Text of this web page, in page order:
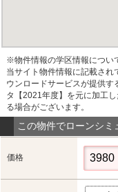
※物件情報の学区情報につい
当サイト物件情報に記載さ
ウンロードサービスが提供
タ【2021年度】を元に加工
る場合がございます。
この物件でローンシミ
価格